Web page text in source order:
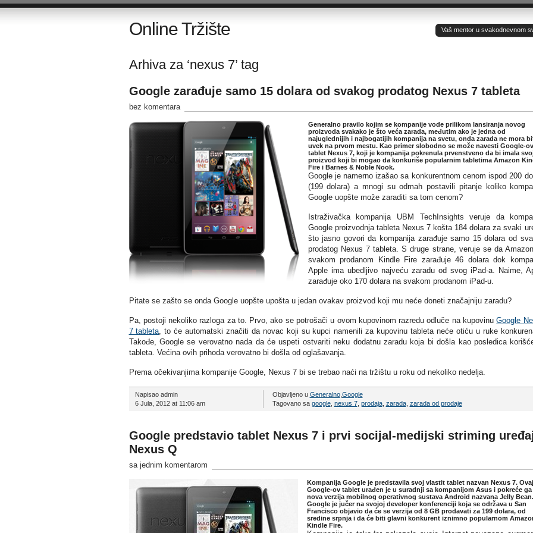
Online Tržište Vaš mentor u svakodnevnom
Arhiva za ‘nexus 7’ tag
Google zarađuje samo 15 dolara od svakog prodatog Nexus 7 tableta
bez komentara
Generalno pravilo kojim se kompanije vode prilikom lansiranja novog
proizvoda svakako je što veća zarada, međutim ako je jedna od
najuglednijih i najbogatijih kompanija na svetu, onda zarada ne mora
uvek na prvom mestu. Kao primer slobodno se može navesti Google-ov
tablet Nexus 7, koji je kompanija pokrenula prvenstveno da bi imala
proizvod koji bi mogao da konkuriše popularnim tabletima Amazon
Fire i Barnes & Noble Nook.
Google je namerno izašao sa konkurentnom cenom ispod 200
(199 dolara) a mnogi su odmah postavili pitanje koliko
Google uopšte može zaraditi sa tom cenom?
Istraživačka kompanija UBM TechInsights veruje da
Google proizvodnja tableta Nexus 7 košta 184 dolara za svaki
što jasno govori da kompanija zarađuje samo 15 dolara od
prodatog Nexus 7 tableta. S druge strane, veruje se da
svakom prodanom Kindle Fire zarađuje 46 dolara dok
Apple ima ubedljivo najveću zaradu od svog iPad-a. Naime,
zarađuje oko 170 dolara na svakom prodanom iPad-u.
Pitate se zašto se onda Google uopšte upošta u jedan ovakav proizvod koji mu neće doneti značajniju zaradu?
Pa, postoji nekoliko razloga za to. Prvo, ako se potrošači u ovom kupovinom razredu odluče na kupovinuGoogle
7 tableta, to će automatski značiti da novac koji su kupci namenili za kupovinu tableta neće otiću u ruke
Takođe, Google se verovatno nada da će uspeti ostvariti neku dodatnu zaradu koja bi došla kao posledica
tableta. Većina ovih prihoda verovatno bi došla od oglašavanja.
Prema očekivanjima kompanije Google, Nexus 7 bi se trebao naći na tržištu u roku od nekoliko nedelja.
Napisao admin
6 Jula, 2012 at 11:06 am
Objavljeno u Generalno, Google
Tagovano sa google, nexus 7, prodaja, zarada, zarada od prodaje
Google predstavio tablet Nexus 7 i prvi socijal-medijski striming
Nexus Q
sa jednim komentarom
Kompanija Google je predstavila svoj vlastit tablet nazvan Nexus 7. Ovaj
Google-ov tablet urađen je u suradnji sa kompanijom Asus i pokreće ga
nova verzija mobilnog operativnog sustava Android nazvana Jelly Bean.
Google je jučer na svojoj developer konferenciji koja se održava u San
Francisco objavio da će se verzija od 8 GB prodavati za 199 dolara, od
sredine srpnja i da će biti glavni konkurent iznimno popularnom
Kindle Fire.